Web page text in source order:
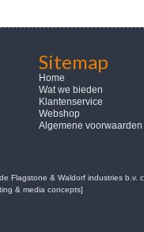
Sitemap
Home
Wat we bieden
Klantenservice
Webshop
Algemene voorwaarden
Flagstone & Waldorf industries b.v.
& media concepts]